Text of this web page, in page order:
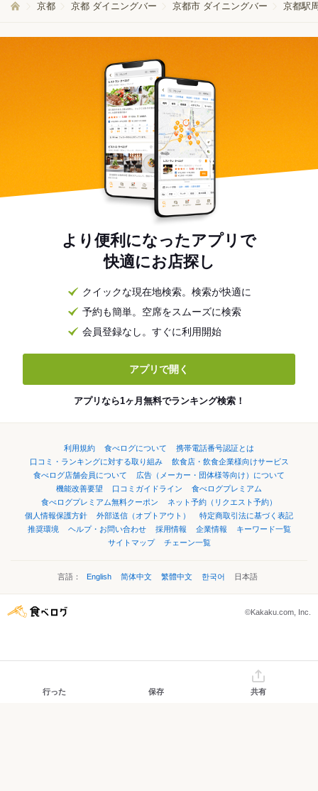
京都 京都 ダイニングバー 京都市 ダイニングバー 京都駅
より便利になったアプリで
快適にお店探し
クイックな現在地検索。検索が快適に
予約も簡単。空席をスムーズに検索
会員登録なし。すぐに利用開始
アプリで開く
アプリなら1ヶ月無料でランキング検索！
利用規約 食べログについて
携帯電話番号認証とは
口コミ・ランキングに対する取り組み
飲食店・飲食企業様向けサービス
食べログ店舗会員について
広告（メーカー・団体様等向け）について
機能改善要望
口コミガイドライン
食べログプレミアム
食べログプレミアム無料クーポン
ネット予約（リクエスト予約）
個人情報保護方針
外部送信（オプトアウト）
特定商取引法に基づく表記
推奨環境
ヘルプ・お問い合わせ 採用情報 企業情報
キーワード一覧
サイトマップ
チェーン一覧
言語： English 简体中文 繁體中文 한국어 日本語
©Kakaku.com, Inc.
行った 保存 共有